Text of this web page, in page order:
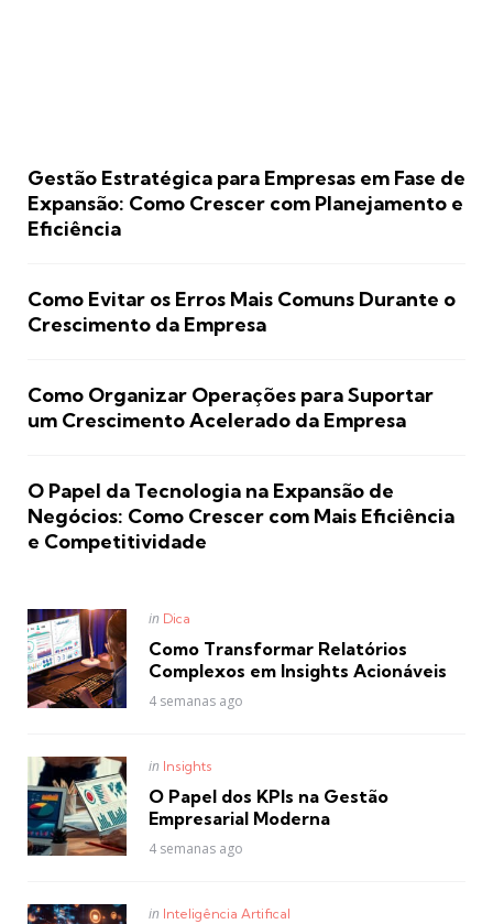
Gestão Estratégica para Empresas em Fase de
Expansão: Como Crescer com Planejamento e
Eficiência
Como Evitar os Erros Mais Comuns Durante o
Crescimento da Empresa
Como Organizar Operações para Suportar
um Crescimento Acelerado da Empresa
O Papel da Tecnologia na Expansão de
Negócios: Como Crescer com Mais Eficiência
e Competitividade
Posted
in Dica
Como Transformar Relatórios
Complexos em Insights Acionáveis
4 semanas ago
Posted
in Insights
O Papel dos KPIs na Gestão
Empresarial Moderna
4 semanas ago
Posted
in Inteligência Artifical